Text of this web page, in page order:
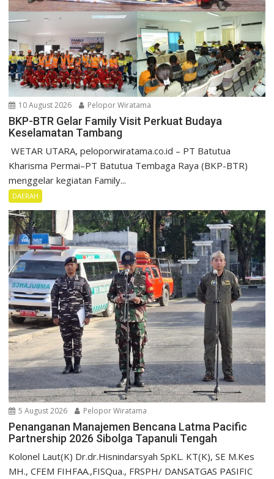
10 August 2026 Pelopor Wiratama
BKP-BTR Gelar Family Visit Perkuat Budaya
Keselamatan Tambang
‎ ‎WETAR UTARA, peloporwiratama.co.id – PT Batutua
Kharisma Permai–PT Batutua Tembaga Raya (BKP-BTR)
menggelar kegiatan Family...
DAERAH
5 August 2026 Pelopor Wiratama
Penanganan Manajemen Bencana Latma Pacific
Partnership 2026 Sibolga Tapanuli Tengah
Kolonel Laut(K) Dr.dr.Hisnindarsyah SpKL. KT(K), SE M.Kes
MH., CFEM FIHFAA.,FISQua., FRSPH/ DANSATGAS PASIFIC